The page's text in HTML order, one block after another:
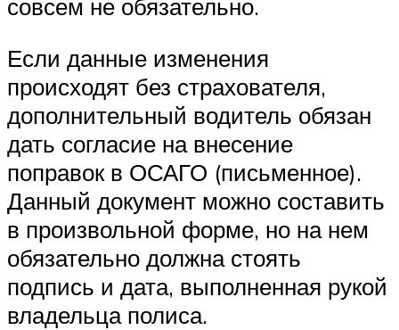
совсем не обязательно.
Если данные изменения
происходят без страхователя,
дополнительный водитель обязан
дать согласие на внесение
поправок в ОСАГО (письменное).
Данный документ можно составить
в произвольной форме, но на нем
обязательно должна стоять
подпись и дата, выполненная рукой
владельца полиса.